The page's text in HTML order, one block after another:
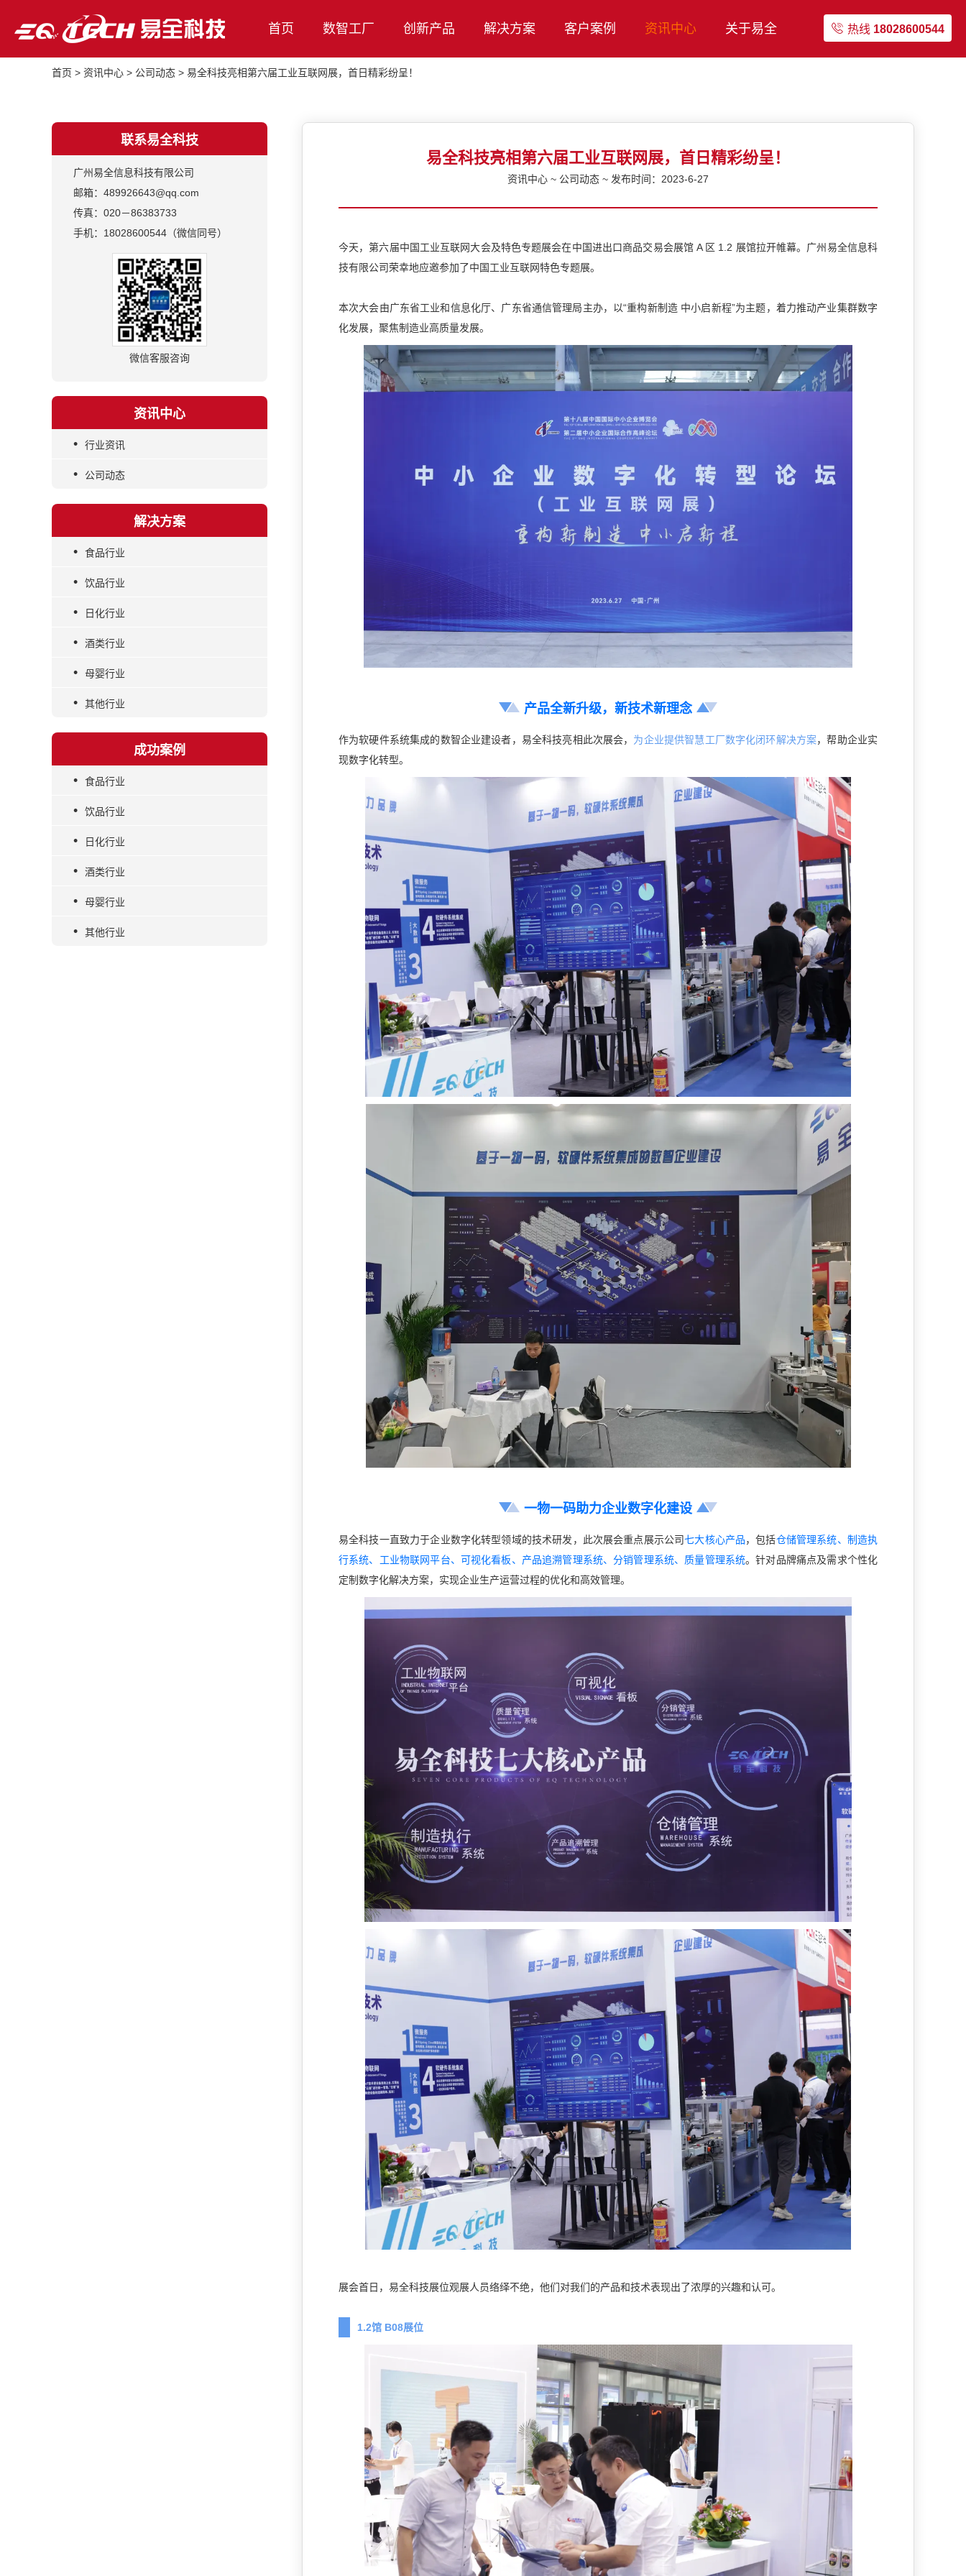
热线 18028600544
首页 数智工厂 创新产品 解决方案 客户案例 资讯中心 关于易全
首页 > 资讯中心 > 公司动态 > 易全科技亮相第六届工业互联网展，首日精彩纷呈！
联系易全科技
广州易全信息科技有限公司
邮箱：489926643@qq.com
传真：020－86383733
手机：18028600544（微信同号）
微信客服咨询
资讯中心
• 行业资讯
• 公司动态
解决方案
• 食品行业
• 饮品行业
• 日化行业
• 酒类行业
• 母婴行业
• 其他行业
成功案例
• 食品行业
• 饮品行业
• 日化行业
• 酒类行业
• 母婴行业
• 其他行业
易全科技亮相第六届工业互联网展，首日精彩纷呈！
资讯中心 ~ 公司动态 ~ 发布时间：2023-6-27
今天，第六届中国工业互联网大会及特色专题展会在中国进出口商品交易会展馆 A 区 1.2 展馆拉开帷幕。广州易全信息科
技有限公司荣幸地应邀参加了中国工业互联网特色专题展。
本次大会由广东省工业和信息化厅、广东省通信管理局主办，以“重构新制造 中小启新程”为主题，着力推动产业集群数字
化发展，聚焦制造业高质量发展。
产品全新升级，新技术新理念
作为软硬件系统集成的数智企业建设者，易全科技亮相此次展会， 为企业提供智慧工厂数字化闭环解决方案，帮助企业实
现数字化转型。
一物一码助力企业数字化建设
易全科技一直致力于企业数字化转型领域的技术研发，此次展会重点展示公司七大核心产品，包括仓储管理系统、制造执
行系统、工业物联网平台、可视化看板、产品追溯管理系统、分销管理系统、质量管理系统。针对品牌痛点及需求个性化
定制数字化解决方案，实现企业生产运营过程的优化和高效管理。
展会首日，易全科技展位观展人员络绎不绝，他们对我们的产品和技术表现出了浓厚的兴趣和认可。
1.2馆 B08展位